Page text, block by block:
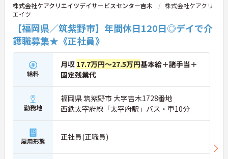
株式会社ケアクリエイツデイサービスセンター吉木
株式会社ケアクリ
エイツ
【福岡県／筑紫野市】年間休日120日◎デイで介
護職募集★《正社員》
給料
月収 17.7万円～27.5万円基本給＋諸手当＋
固定残業代
勤務地
福岡県 筑紫野市 大字吉木1728番地
西鉄太宰府線「太宰府駅」バス・車10分
雇用形態 正社員(正職員)